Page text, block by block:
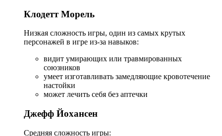
Клодетт Морель
Низкая сложность игры, один из самых крутых
персонажей в игре из-за навыков:
видит умирающих или травмированных
союзников
умеет изготавливать замедляющие кровотечение
настойки
может лечить себя без аптечки
Джефф Йохансен
Средняя сложность игры: